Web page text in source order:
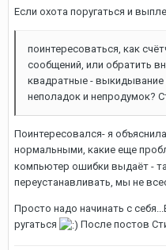
Если охота поругаться и
поинтересоваться, как
сообщений, или обратить
квадратные - выкидывание
неполадок и непродумок?
Поинтересовался- я
нормальными, какие еще
компьютер ошибки выдаёт -
переустанавливать, мы не
Просто надо начинать с
ругаться
После постов